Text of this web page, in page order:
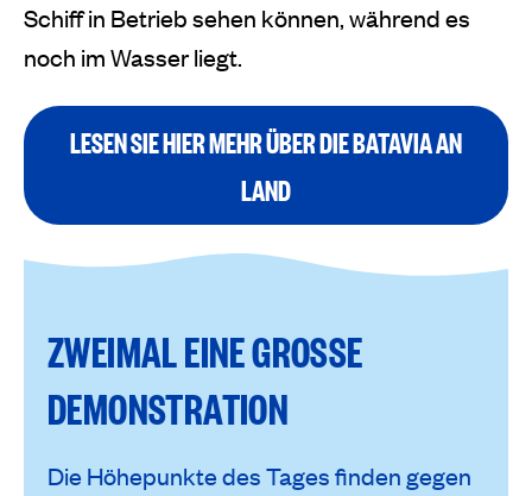
Schiff in Betrieb sehen können, während es
noch im Wasser liegt.
LESEN SIE HIER MEHR ÜBER DIE BATAVIA AN
LAND
ZWEIMAL EINE GROSSE D
EMONSTRATION
Die Höhepunkte des Tages finden gegen